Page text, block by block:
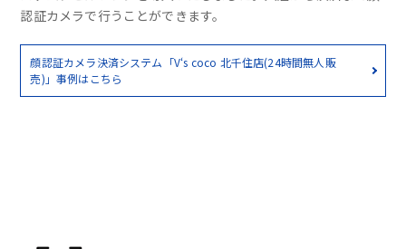
認証カメラで行うことができます。
顔認証カメラ決済システム「V‘s coco 北千住店(24時間無人販
売)」事例はこちら